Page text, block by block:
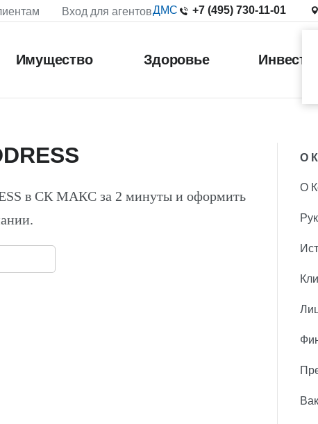
Вход для агентовДМС +7 (495) 730-11-01
Имущество Здоровье
в СК МАКС за 2 минуты и оформить
О
О